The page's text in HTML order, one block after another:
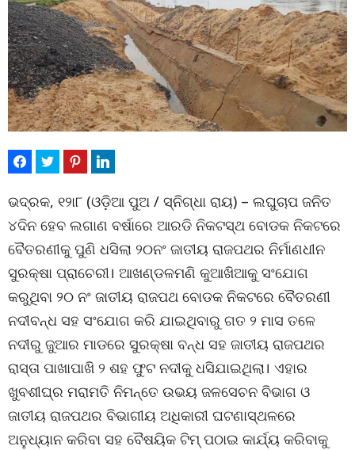
ଭଦ୍ରକ, ୧୨ା୮ (ଓଡ଼ିଆ ପୁଅ / ସ୍ନିଗ୍ଧା ରାୟ) – ଲଘୁଚାପ ଜନିତ
୪ଦିନ ହେବ ଲଗାଣ ବର୍ଷାରେ ଆରଡି ନିକଟସ୍ଥ ବୋଡକ ନିକଟରେ
ବୈତରଣୀକୁ ପୁଣି ଧସିଲା ୨୦ନଂ ଜାତୀୟ ରାଜପଥର ନିର୍ମାଣଧୀନ
ସୁରକ୍ଷା ପ୍ରାଚେରୀ। ଆଖଣ୍ଡଳମଣି କୁଆଖିଆକୁ ସଂଯୋଗ
କରୁଥିବା ୨୦ ନଂ ଜାତୀୟ ରାଜପଥ ବୋଡକ ନିକଟରେ ବୈତରଣୀ
ନଦୀବନ୍ଧ ସହ ସଂଯୋଗ କରି ଯାଇଥିବାରୁ ଗତ ୨ ମାସ ତଳେ
ନଦୀରୁ ଜୁଆର ମାଡରେ ସୁରକ୍ଷା ବନ୍ଧ ସହ ଜାତୀୟ ରାଜପଥର
ରାସ୍ତା ପାଖାପାଖି ୨ ଶହ ଫୁଟ ନଦୀକୁ ଧସିଯାଇଥିଲା। ଏହାର
ଖୁବଶୀଘ୍ର ମରାମତି ନିମନ୍ତେ ଉଭୟ ଜଳସେଚନ ବିଭାଗ ଓ
ଜାତୀୟ ରାଜପଥର ବିଭାଗୀୟ ଅଧିକାରୀ ଘଟଣାସ୍ଥଳରେ
ଅନୁଧ୍ୟାନ କରିବା ସହ ବୈଷୟିକ ଟିମ୍ ପଠାଇ କାର୍ଯ୍ୟ କରିବାକୁ